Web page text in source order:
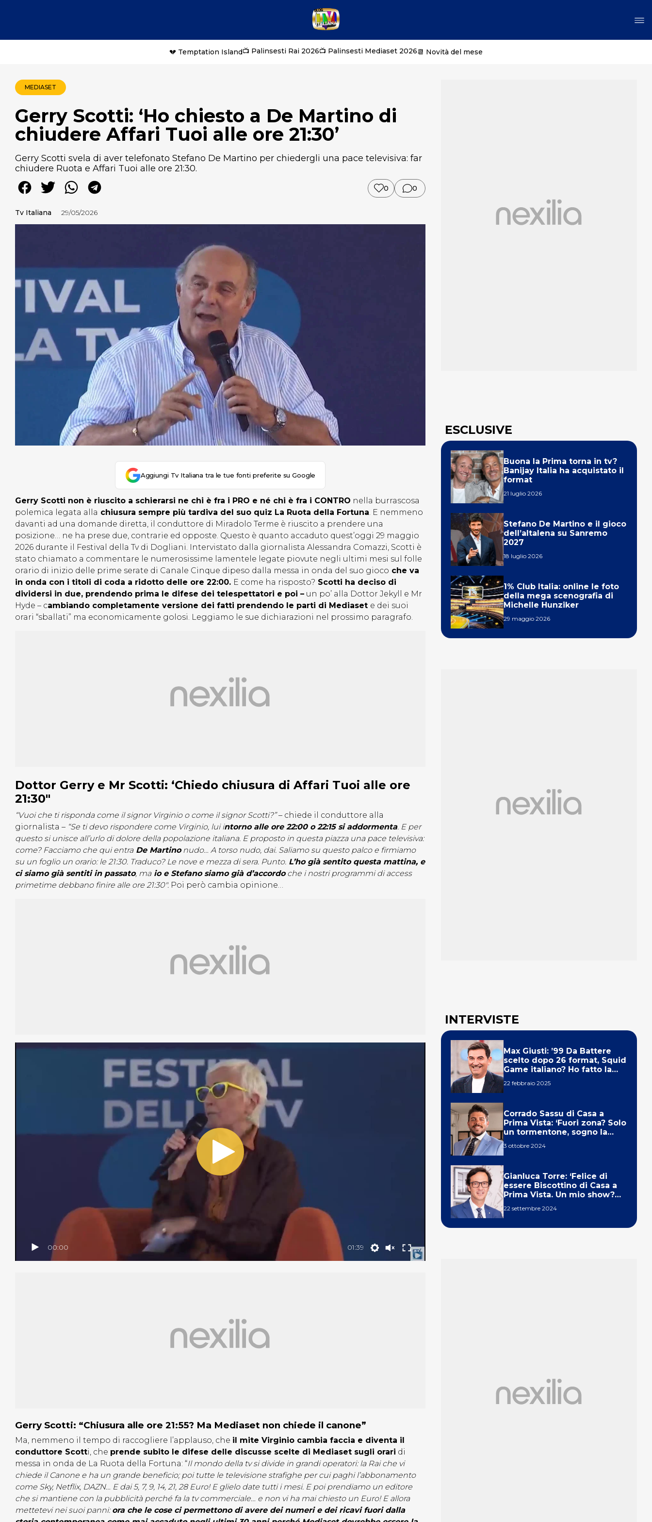
💔 Temptation Island📺 Palinsesti Rai 2026📺 Palinsesti Mediaset 2026📆 Novità del mese
MEDIASET
Gerry Scotti: ‘Ho chiesto a De Martino di
chiudere Affari Tuoi alle ore 21:30’
Gerry Scotti svela di aver telefonato Stefano De Martino per chiedergli una pace televisiva: far
chiudere Ruota e Affari Tuoi alle ore 21:30.
0 0
Tv Italiana 29/05/2026
Aggiungi Tv Italiana tra le tue fonti preferite su Google
Gerry Scotti non è riuscito a schierarsi ne chi è fra i PRO e né chi è fra i CONTRO nella burrascosa
polemica legata alla chiusura sempre più tardiva del suo quiz La Ruota della Fortuna . E nemmeno
davanti ad una domande diretta, il conduttore di Miradolo Terme è riuscito a prendere una
posizione… ne ha prese due, contrarie ed opposte. Questo è quanto accaduto quest’oggi 29 maggio
2026 durante il Festival della Tv di Dogliani. Intervistato dalla giornalista Alessandra Comazzi, Scotti è
stato chiamato a commentare le numerosissime lamentele legate piovute negli ultimi mesi sul folle
orario di inizio delle prime serate di Canale Cinque dipeso dalla messa in onda del suo gioco che va
in onda con i titoli di coda a ridotto delle ore 22:00. E come ha risposto? Scotti ha deciso di
dividersi in due, prendendo prima le difese dei telespettatori e poi – un po’ alla Dottor Jekyll e Mr
Hyde – cambiando completamente versione dei fatti prendendo le parti di Mediaset e dei suoi
orari “sballati” ma economicamente golosi. Leggiamo le sue dichiarazioni nel prossimo paragrafo.
Dottor Gerry e Mr Scotti: ‘Chiedo chiusura di Affari Tuoi alle ore
21:30″
“Vuoi che ti risponda come il signor Virginio o come il signor Scotti?”– chiede il conduttore alla
giornalista – “Se ti devo rispondere come Virginio, lui intorno alle ore 22:00 o 22:15 si addormenta. E per
questo si unisce all’urlo di dolore della popolazione italiana. E proposto in questa piazza una pace televisiva:
come? Facciamo che qui entraDe Martinonudo… A torso nudo, dai. Saliamo su questo palco e firmiamo
su un foglio un orario: le 21:30. Traduco? Le nove e mezza di sera. Punto. L’ho già sentito questa mattina, e
ci siamo già sentiti in passato, maio e Stefano siamo già d’accordoche i nostri programmi di access
primetime debbano finire alle ore 21:30″. Poi però cambia opinione…
00:00 01:39
Gerry Scotti: “Chiusura alle ore 21:55? Ma Mediaset non chiede il canone”
Ma, nemmeno il tempo di raccogliere l’applauso, che il mite Virginio cambia faccia e diventa il
conduttore Scotti, che prende subito le difese delle discusse scelte di Mediaset sugli orari di
messa in onda de La Ruota della Fortuna: “Il mondo della tv si divide in grandi operatori: la Rai che vi
chiede il Canone e ha un grande beneficio; poi tutte le televisione strafighe per cui paghi l’abbonamento
come Sky, Netflix, DAZN… E dai 5, 7, 9, 14, 21, 28 Euro! E glielo date tutti i mesi. E poi prendiamo un editore
che si mantiene con la pubblicità perché fa la tv commerciale… e non vi ha mai chiesto un Euro! E allora
mettetevi nei suoi panni: ora che le cose ci permettono di avere dei numeri e dei ricavi fuori dalla
ESCLUSIVE
Buona la Prima torna in tv?
Banijay Italia ha acquistato il
format
21 luglio 2026
Stefano De Martino e il gioco
dell’altalena su Sanremo
2027
18 luglio 2026
1% Club Italia: online le foto
della mega scenografia di
Michelle Hunziker
29 maggio 2026
INTERVISTE
Max Giusti: ’99 Da Battere
scelto dopo 26 format, Squid
Game italiano? Ho fatto la
22 febbraio 2025
Corrado Sassu di Casa a
Prima Vista: ‘Fuori zona? Solo
un tormentone, sogno la
3 ottobre 2024
Gianluca Torre: ‘Felice di
essere Biscottino di Casa a
Prima Vista. Un mio show?
22 settembre 2024